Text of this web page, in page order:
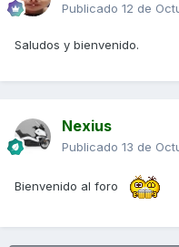
Publicado 12 de
Saludos y bienvenido.
Nexius
Publicado 13 de
Bienvenido al foro